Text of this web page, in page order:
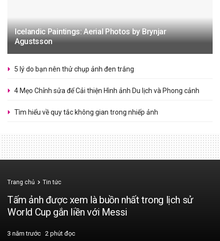
Icelandic Paintings: Aerial Photos by Brynjar
Agustsson
5 lý do bạn nên thử chụp ảnh đen trắng
4 Mẹo Chỉnh sửa để Cải thiện Hình ảnh Du lịch và Phong cảnh
Tìm hiểu về quy tắc không gian trong nhiếp ảnh
Trang chủ Tin tức
Tấm ảnh được xem là buồn nhất trong lịch sử
World Cup gắn liền với Messi
3 năm trước 2 phút đọc